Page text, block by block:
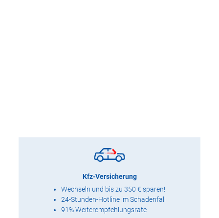
Kfz-Versicherung
Wechseln und bis zu 350 € sparen!
24-Stunden-Hotline im Schadenfall
91% Weiterempfehlungsrate